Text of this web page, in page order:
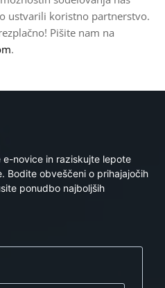
ustvarili koristno partnerstvo.
Pišite nam na
.
e-novice in raziskujte lepote
Bodite obveščeni o prihajajočih
ponudbo najboljših